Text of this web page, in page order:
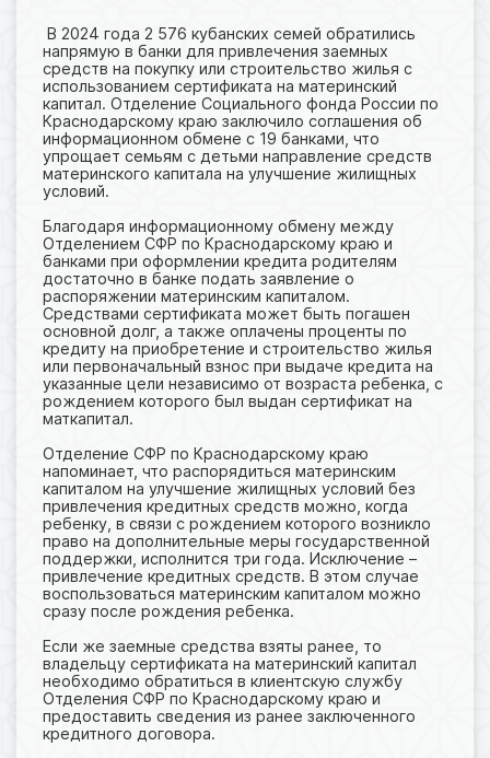
В 2024 года 2 576 кубанских семей обратились
напрямую в банки для привлечения заемных
средств на покупку или строительство жилья с
использованием сертификата на материнский
капитал. Отделение Социального фонда России по
Краснодарскому краю заключило соглашения об
информационном обмене с 19 банками, что
упрощает семьям с детьми направление средств
материнского капитала на улучшение жилищных
условий.
Благодаря информационному обмену между
Отделением СФР по Краснодарскому краю и
банками при оформлении кредита родителям
достаточно в банке подать заявление о
распоряжении материнским капиталом.
Средствами сертификата может быть погашен
основной долг, а также оплачены проценты по
кредиту на приобретение и строительство жилья
или первоначальный взнос при выдаче кредита на
указанные цели независимо от возраста ребенка, с
рождением которого был выдан сертификат на
маткапитал.
Отделение СФР по Краснодарскому краю
напоминает, что распорядиться материнским
капиталом на улучшение жилищных условий без
привлечения кредитных средств можно, когда
ребенку, в связи с рождением которого возникло
право на дополнительные меры государственной
поддержки, исполнится три года. Исключение –
привлечение кредитных средств. В этом случае
воспользоваться материнским капиталом можно
сразу после рождения ребенка.
Если же заемные средства взяты ранее, то
владельцу сертификата на материнский капитал
необходимо обратиться в клиентскую службу
Отделения СФР по Краснодарскому краю и
предоставить сведения из ранее заключенного
кредитного договора.